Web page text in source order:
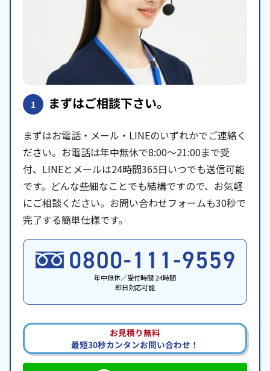
1 まずはご相談下さい。
まずはお電話・メール・LINEのいずれかでご連絡く
ださい。お電話は年中無休で8:00〜21:00まで受
付、LINEとメールは24時間365日いつでも送信可能
です。どんな些細なことでも結構ですので、お気軽
にご相談ください。お問い合わせフォームも30秒で
完了する簡単仕様です。
年中無休／受付時間 24時間
即日対応可能
お見積り無料
最短30秒カンタンお問い合わせ！